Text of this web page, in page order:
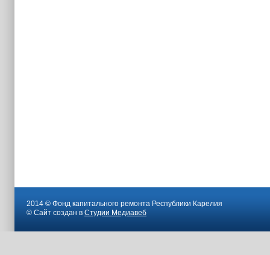
2014 © Фонд капитального ремонта Республики Карелия
© Сайт создан в Студии Медиавеб